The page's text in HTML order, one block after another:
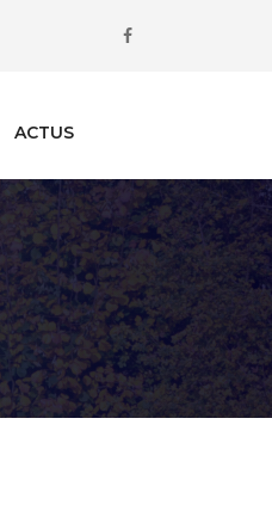
ACTUS